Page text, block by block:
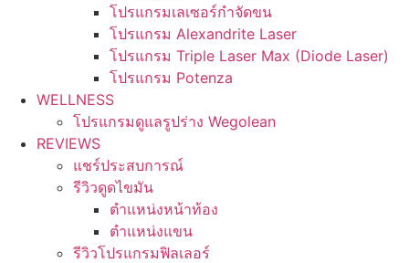
โปรแกรมเลเซอร์กำจัดขน
โปรแกรม Alexandrite Laser
โปรแกรม Triple Laser Max (Diode Laser)
โปรแกรม Potenza
WELLNESS
โปรแกรมดูแลรูปร่าง Wegolean
REVIEWS
แชร์ประสบการณ์
รีวิวดูดไขมัน
ตำแหน่งหน้าท้อง
ตำแหน่งแขน
รีวิวโปรแกรมฟิลเลอร์